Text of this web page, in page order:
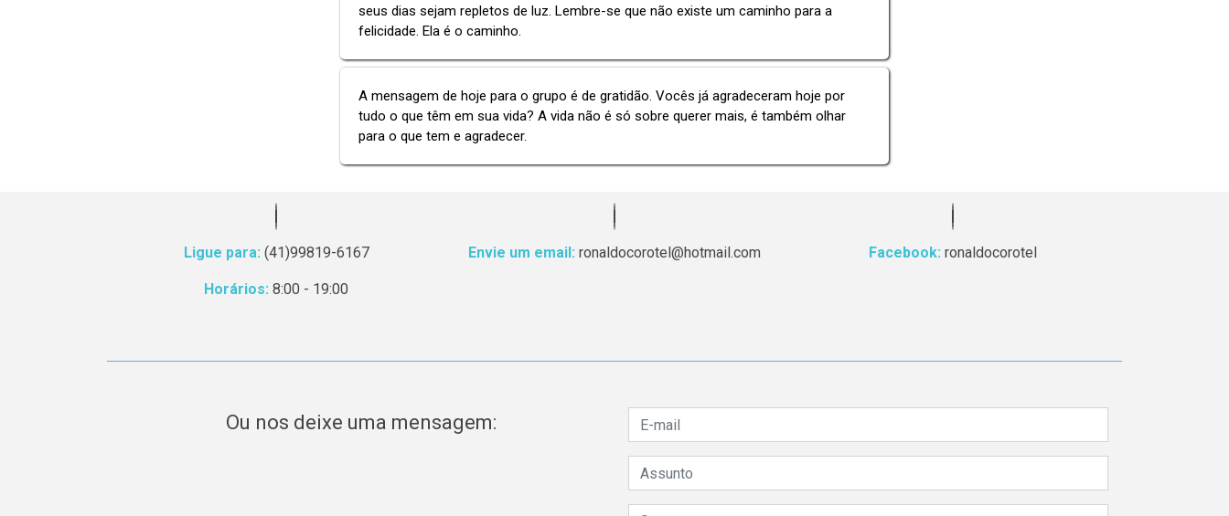
seus dias sejam repletos de luz. Lembre-se que não existe um caminho para a
felicidade. Ela é o caminho.
A mensagem de hoje para o grupo é de gratidão. Vocês já agradeceram hoje por
tudo o que têm em sua vida? A vida não é só sobre querer mais, é também olhar
para o que tem e agradecer.
Ligue para: (41)99819-6167
Horários: 8:00 - 19:00
Envie um email: ronaldocorotel@hotmail.com Facebook: ronaldocorotel
Ou nos deixe uma mensagem: